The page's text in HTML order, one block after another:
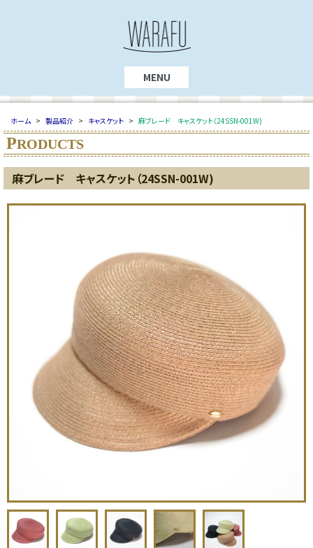
MENU
ホーム > 製品紹介 > キャスケット > 麻ブレード キャスケット（24SSN-001W)
PRODUCTS
麻ブレード キャスケット（24SSN-001W)